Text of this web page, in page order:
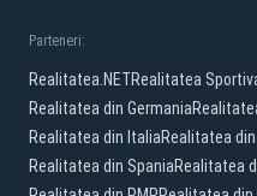
Parteneri:
Realitatea.NETRealitatea
Realitatea din Germania
Realitatea din ItaliaRealitatea
Realitatea din SpaniaRealitatea